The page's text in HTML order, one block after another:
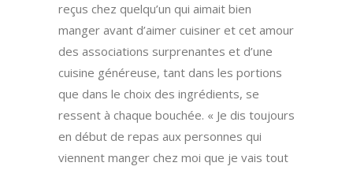
reçus chez quelqu’un qui aimait bien
manger avant d’aimer cuisiner et cet amour
des associations surprenantes et d’une
cuisine généreuse, tant dans les portions
que dans le choix des ingrédients, se
ressent à chaque bouchée. « Je dis toujours
en début de repas aux personnes qui
viennent manger chez moi que je vais tout